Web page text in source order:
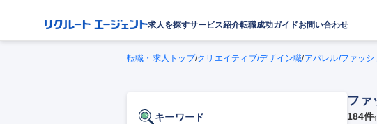
求人を探すサービス紹介転職成功ガイドお問い合わせ
転職・求人トップ/クリエイティブ/デザイン職/アパレル/ファッシ
キーワード
ファ
184件